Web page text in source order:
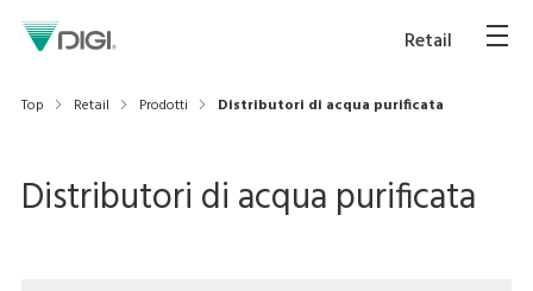
Retail
Top Retail Prodotti Distributori di acqua purificata
Distributori di acqua purificata